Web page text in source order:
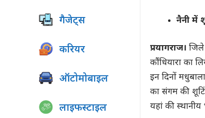
नैनी में
प्रयागराज। जिले
कौंधियारा का
इन दिनों
का संगम की
यहां की
गैजेट्स
करियर
ऑटोमोबाइल
लाइफस्टाइल